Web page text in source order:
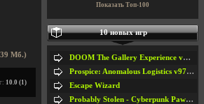
Мб.)
10.0 (1)
Показать Топ-100
10 новых игр
DOOM The Gallery Experience v1.4.2
Prospice: Anomalous Logistics v97 [Playtest]
Escape Wizard
Probably Stolen - Cyberpunk Pawnshop Simulator v048c [Playtest]